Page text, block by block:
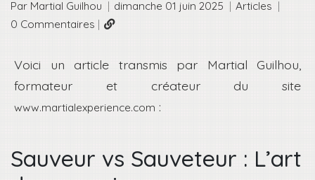
Par Martial Guilhou | dimanche 01 juin 2025 | Articles |
0 Commentaires |
Voici un article transmis par Martial Guilhou,
formateur et créateur du site
www.martialexperience.com :
Sauveur vs Sauveteur : L’art